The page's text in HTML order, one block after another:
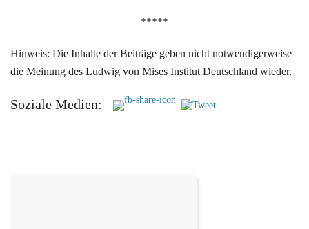
*****
Hinweis: Die Inhalte der Beiträge geben nicht notwendigerweise
die Meinung des Ludwig von Mises Institut Deutschland wieder.
Soziale Medien: